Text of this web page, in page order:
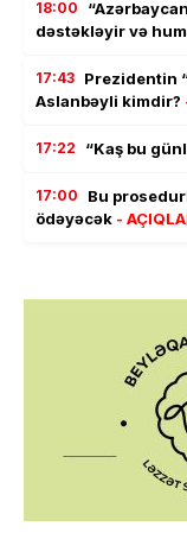
18:00
dəstəkləyir və
17:43 Prezidentin
Aslanbəyli kimdir?
17:22 “Kaş bu
17:00
Bu
ödəyəcək -